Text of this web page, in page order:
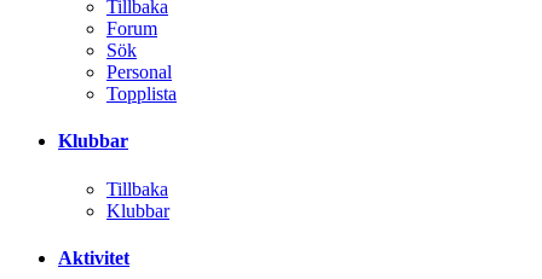
Tillbaka
Forum
Sök
Personal
Topplista
Klubbar
Tillbaka
Klubbar
Aktivitet